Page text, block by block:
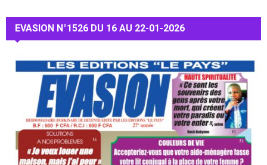
EVASION N°1526 DU 16 AU 22-01-2026